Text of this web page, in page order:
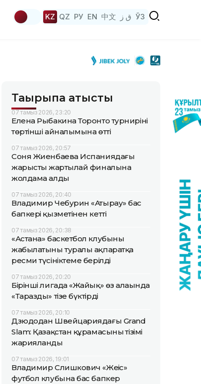
KZ QZ РУ EN 中文 ق ز ЎЗ
Тақырыпқа қатысты
07 тамыз 2026, 23:20
Елена Рыбакина Торонто турнирінің
төртінші айналымына өтті
07 тамыз 2026, 20:57
Соня Жиенбаева Испаниядағы
жарыстың жартылай финалына
жолдама алды
07 тамыз 2026, 20:40
Владимир Чебурин «Атырау» бас
бапкері қызметінен кетті
07 тамыз 2026, 20:38
«Астана» баскетбол клубының
жабылатыны туралы ақпаратқа
ресми түсініктеме берілді
07 тамыз 2026, 20:20
Бірінші лигада «Жайық» өз алаңында
«Таразды» тізе бүктірді
07 тамыз 2026, 20:10
Дзюдодан Швейцариядағы Grand
Slam: Қазақстан құрамасының тізімі
жарияланды
07 тамыз 2026, 19:01
Владимир Слишкович «Жеңіс»
футбол клубына бас бапкер